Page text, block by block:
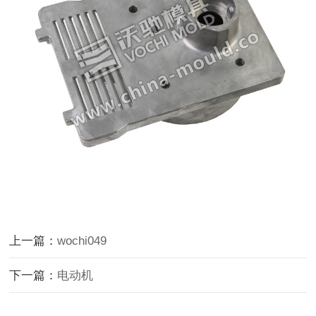
上一篇：wochi049
下一篇： 电动机